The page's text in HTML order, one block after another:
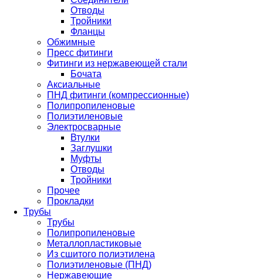
Отводы
Тройники
Фланцы
Обжимные
Пресс фитинги
Фитинги из нержавеющей стали
Бочата
Аксиальные
ПНД фитинги (компрессионные)
Полипропиленовые
Полиэтиленовые
Электросварные
Втулки
Заглушки
Муфты
Отводы
Тройники
Прочее
Прокладки
Трубы
Трубы
Полипропиленовые
Металлопластиковые
Из сшитого полиэтилена
Полиэтиленовые (ПНД)
Нержавеющие